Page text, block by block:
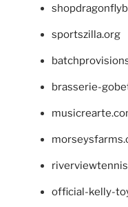
sportszilla.org
brasserie-
official-kelly-